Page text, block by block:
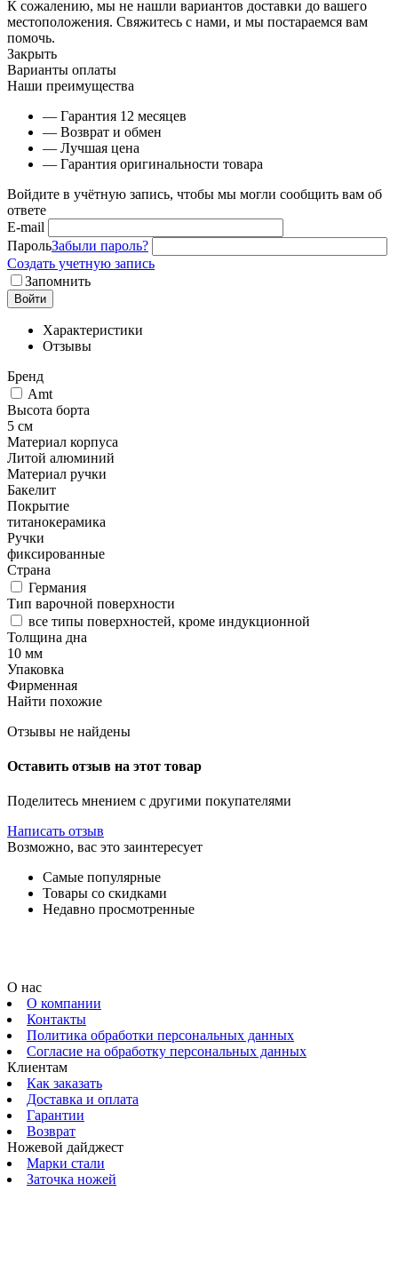
К сожалению, мы не нашли вариантов доставки до вашего
местоположения. Свяжитесь с нами, и мы постараемся вам
помочь.
Закрыть
Варианты оплаты
Наши преимущества
— Гарантия 12 месяцев
— Возврат и обмен
— Лучшая цена
— Гарантия оригинальности товара
Войдите в учётную запись, чтобы мы могли сообщить вам об
ответе
E-mail
ПарольЗабыли пароль?
Создать учетную запись
Запомнить
Войти
Характеристики
Отзывы
Бренд
Amt
Высота борта
5 см
Материал корпуса
Литой алюминий
Материал ручки
Бакелит
Покрытие
титанокерамика
Ручки
фиксированные
Страна
Германия
Тип варочной поверхности
все типы поверхностей, кроме индукционной
Толщина дна
10 мм
Упаковка
Фирменная
Найти похожие
Отзывы не найдены
Оставить отзыв на этот товар
Поделитесь мнением с другими покупателями
Написать отзыв
Возможно, вас это заинтересует
Самые популярные
Товары со скидками
Недавно просмотренные
О нас
О компании
Контакты
Политика обработки персональных данных
Согласие на обработку персональных данных
Клиентам
Как заказать
Доставка и оплата
Гарантии
Возврат
Ножевой дайджест
Марки стали
Заточка ножей